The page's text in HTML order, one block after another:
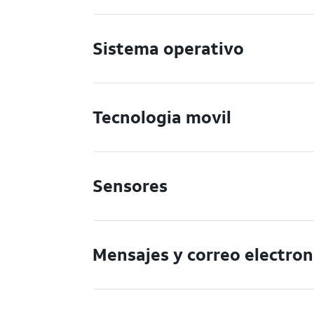
Sistema operativo
Tecnologia movil
Sensores
Mensajes y correo